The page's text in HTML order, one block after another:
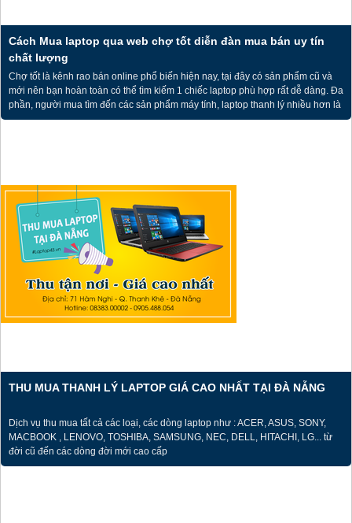
Cách Mua laptop qua web chợ tốt diễn đàn mua bán uy tín
chất lượng
Chợ tốt là kênh rao bán online phổ biến hiện nay, tại đây có sản phẩm cũ và
mới nên bạn hoàn toàn có thể tìm kiếm 1 chiếc laptop phù hợp rất dễ dàng. Đa
phần, người mua tìm đến các sản phẩm máy tính, laptop thanh lý nhiều hơn là
việc tìm mua sản phẩm mới. Trên diễn đàn mua bán chợ tốt có tính năng Đánh
THU MUA THANH LÝ LAPTOP GIÁ CAO NHẤT TẠI ĐÀ NẴNG
Dịch vụ thu mua tất cả các loại, các dòng laptop như : ACER, ASUS, SONY,
MACBOOK , LENOVO, TOSHIBA, SAMSUNG, NEC, DELL, HITACHI, LG... từ
đời cũ đến các dòng đời mới cao cấp